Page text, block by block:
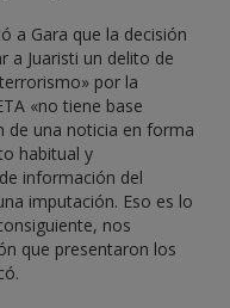
a Gara que la decisión
a Juaristi un delito de
por la
«no tiene base
de una noticia en forma
habitual y
información del
imputación. Eso es lo
nos
que presentaron los